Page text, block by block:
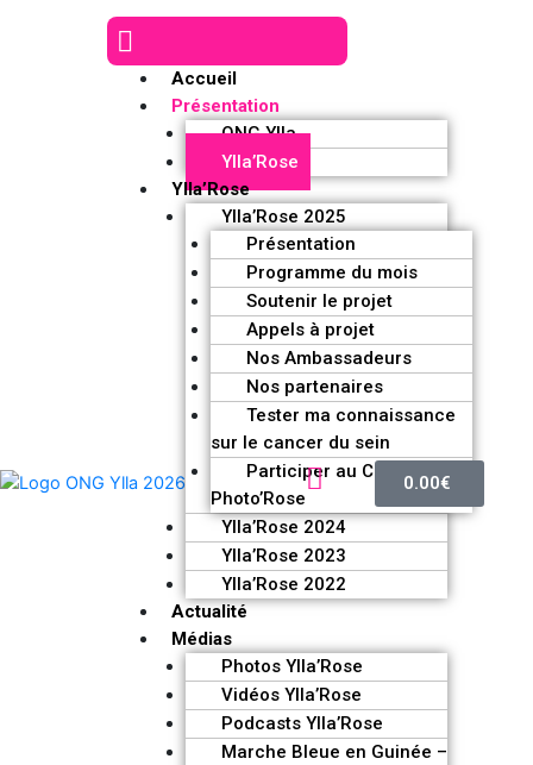
Accueil
Présentation
ONG Ylla
Ylla’Rose
Ylla’Rose
Ylla’Rose 2025
Présentation
Programme du mois
Soutenir le projet
Appels à projet
Nos Ambassadeurs
Nos partenaires
Tester ma connaissance
sur le cancer du sein
Participer au Challenge
Photo’Rose
Ylla’Rose 2024
Ylla’Rose 2023
Ylla’Rose 2022
Actualité
Médias
Photos Ylla’Rose
Vidéos Ylla’Rose
Podcasts Ylla’Rose
Marche Bleue en Guinée –
0.00€